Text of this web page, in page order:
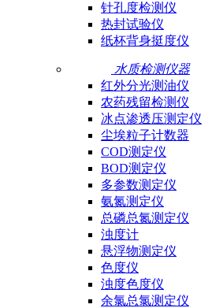
针孔度检测仪
热封试验仪
纸杯背身挺度仪
水质检测仪器
红外分光测油仪
农药残留检测仪
冰点渗透压测定仪
尘埃粒子计数器
COD测定仪
BOD测定仪
多参数测定仪
氨氮测定仪
总磷总氮测定仪
浊度计
悬浮物测定仪
色度仪
浊度色度仪
余氯总氯测定仪